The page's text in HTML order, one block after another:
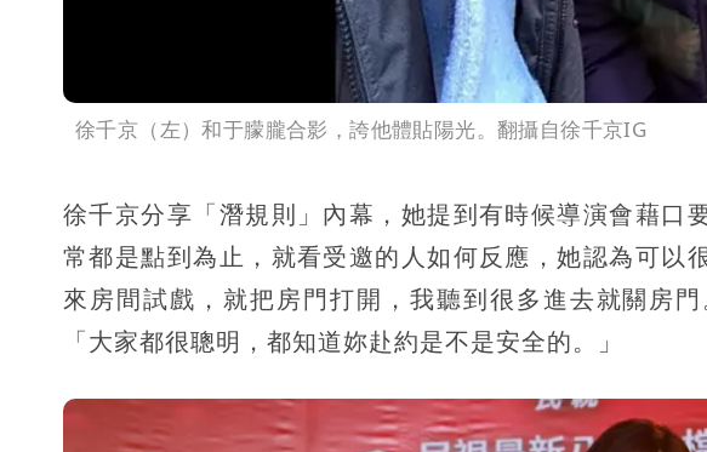
徐千京（左）和于朦朧合影，誇他體貼陽光。翻攝自徐千京IG
徐千京分享「潛規則」內幕，她提到有時候導演會藉口
常都是點到為止，就看受邀的人如何反應，她認為可以
來房間試戲，就把房門打開，我聽到很多進去就關房
「大家都很聰明，都知道妳赴約是不是安全的。」